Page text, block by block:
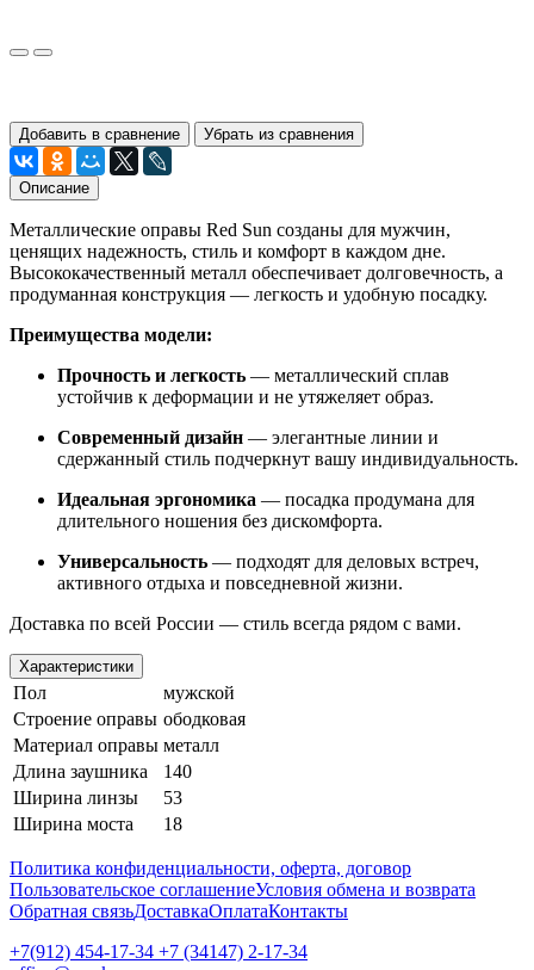
Добавить в сравнение Убрать из сравнения
Описание
Металлические оправы Red Sun созданы для мужчин,
ценящих надежность, стиль и комфорт в каждом дне.
Высококачественный металл обеспечивает долговечность, а
продуманная конструкция — легкость и удобную посадку.
Преимущества модели:
Прочность и легкость — металлический сплав
устойчив к деформации и не утяжеляет образ.
Современный дизайн — элегантные линии и
сдержанный стиль подчеркнут вашу индивидуальность.
Идеальная эргономика — посадка продумана для
длительного ношения без дискомфорта.
Универсальность — подходят для деловых встреч,
активного отдыха и повседневной жизни.
Доставка по всей России — стиль всегда рядом с вами.
Характеристики
Пол
мужской
Строение оправы ободковая
Материал оправы металл
Длина заушника
140
Ширина линзы
53
Ширина моста
18
Политика конфиденциальности, оферта, договор
Пользовательское соглашениеУсловия обмена и возврата
Обратная связьДоставкаОплатаКонтакты
+7(912) 454-17-34 +7 (34147) 2-17-34